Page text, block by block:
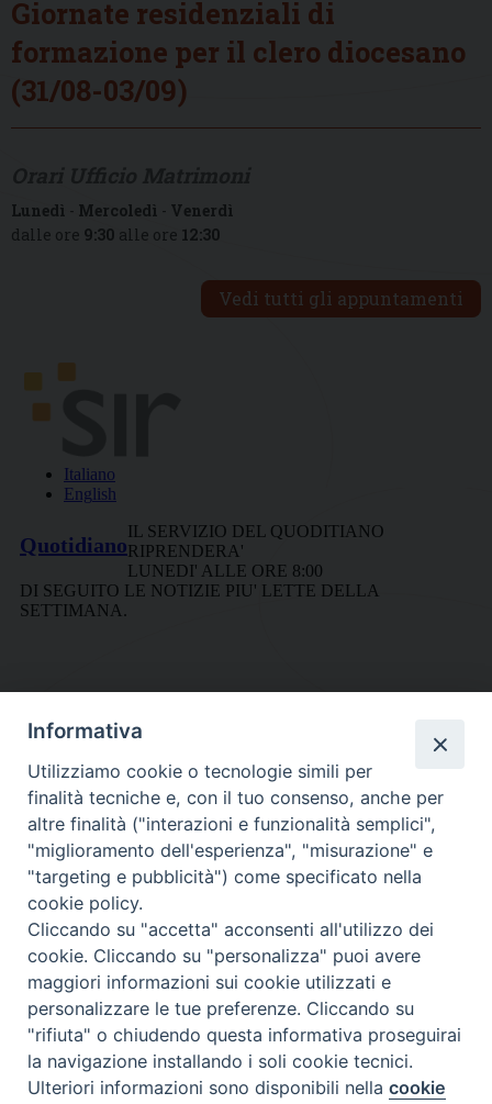
Giornate residenziali di
formazione per il clero diocesano
(31/08-03/09)
Lunedì - Mercoledì - Venerdì
dalle ore 9:30 alle ore 12:30
Vedi tutti gli appuntamenti
DIOCESI SUBURBICARIA DI ALBANO
Contatti:Tel.: 06.93268401 - Fax.: 06.9323844
E-mail:curia@diocesidialbano.it
Orari: dal Lunedì al Venerdì Ore: 9:00 - 13:00
Lunedì, Mercoledì e Venerdì, Ore 9:30 - 12:30
Diocesi Suburbicaria di Albano
Copyright © 2021
Preferenze Cookie
Informativa
Utilizziamo cookie o tecnologie simili per
finalità tecniche e, con il tuo consenso, anche per
altre finalità ("interazioni e funzionalità semplici",
"miglioramento dell'esperienza", "misurazione" e
"targeting e pubblicità") come specificato nella
cookie policy.
Cliccando su "accetta" acconsenti all'utilizzo dei
cookie. Cliccando su "personalizza" puoi avere
maggiori informazioni sui cookie utilizzati e
personalizzare le tue preferenze. Cliccando su
"rifiuta" o chiudendo questa informativa proseguirai
la navigazione installando i soli cookie tecnici.
Ulteriori informazioni sono disponibili nellacookie